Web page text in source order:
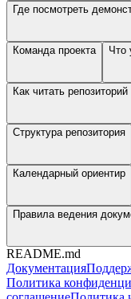
Где посмотреть
Команда проекта Что
Как читать репозиторий
Структура репозитория
Календарный ориентир
Правила ведения
README.md
Документация
Политика